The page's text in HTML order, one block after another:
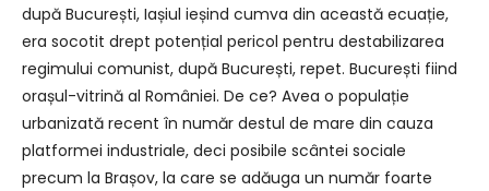
după București, Iașiul ieșind cumva din această ecuație,
era socotit drept potențial pericol pentru destabilizarea
regimului comunist, după București, repet. București fiind
orașul-vitrină al României. De ce? Avea o populație
urbanizată recent în număr destul de mare din cauza
platformei industriale, deci posibile scântei sociale
precum la Brașov, la care se adăuga un număr foarte